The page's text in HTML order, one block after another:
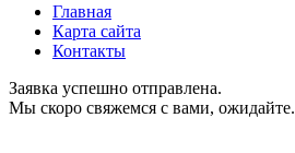
Главная
Карта сайта
Контакты
Заявка успешно отправлена.
Мы скоро свяжемся с вами, ожидайте.